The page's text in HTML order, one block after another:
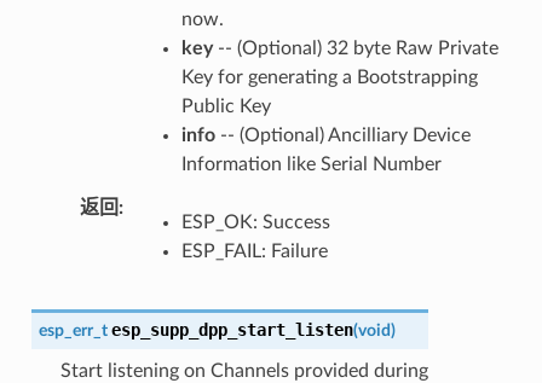
now.
key-- (Optional) 32 byte Raw Private
Key for generating a Bootstrapping
Public Key
info-- (Optional) Ancilliary Device
Information like Serial Number
返回
ESP_OK: Success
ESP_FAIL: Failure
esp_err_t esp_supp_dpp_start_listen(void)
Start listening on Channels provided during